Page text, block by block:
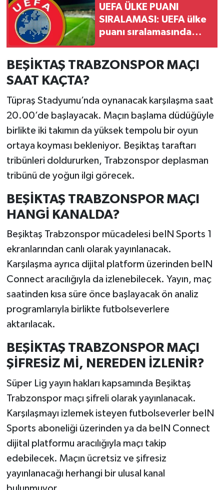
UEFA ÜLKE PUANI
SIRALAMASI: UEFA ülke
puanı sıralamasında
BEŞİKTAŞ TRABZONSPOR MAÇI
SAAT KAÇTA?
Tüpraş Stadyumu’nda oynanacak karşılaşma saat
20.00’de başlayacak. Maçın başlama düdüğüyle
birlikte iki takımın da yüksek tempolu bir oyun
ortaya koyması bekleniyor. Beşiktaş taraftarı
tribünleri doldururken, Trabzonspor deplasman
tribünü de yoğun ilgi görecek.
BEŞİKTAŞ TRABZONSPOR MAÇI
HANGİ KANALDA?
Beşiktaş Trabzonspor mücadelesi beIN Sports 1
ekranlarından canlı olarak yayınlanacak.
Karşılaşma ayrıca dijital platform üzerinden beIN
Connect aracılığıyla da izlenebilecek. Yayın, maç
saatinden kısa süre önce başlayacak ön analiz
programlarıyla birlikte futbolseverlere
aktarılacak.
BEŞİKTAŞ TRABZONSPOR MAÇI
ŞİFRESİZ Mİ, NEREDEN İZLENİR?
Süper Lig yayın hakları kapsamında Beşiktaş
Trabzonspor maçı şifreli olarak yayınlanacak.
Karşılaşmayı izlemek isteyen futbolseverler beIN
Sports aboneliği üzerinden ya da beIN Connect
dijital platformu aracılığıyla maçı takip
edebilecek. Maçın ücretsiz ve şifresiz
yayınlanacağı herhangi bir ulusal kanal